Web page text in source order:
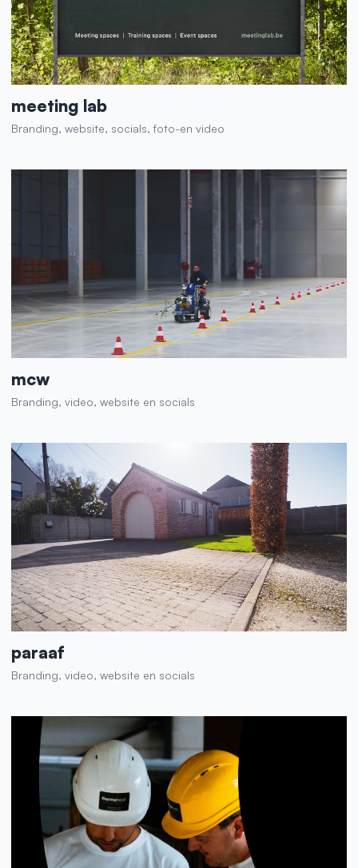
meeting lab
Branding, website, socials, foto-en video
mcw
Branding, video, website en socials
paraaf
Branding, video, website en socials